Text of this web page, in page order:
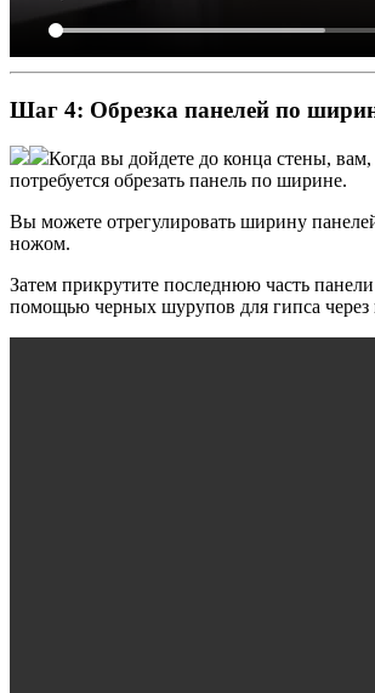
Шаг 4: Обрезка панелей по
Когда вы дойдете до конца стены,
потребуется обрезать панель по ширине.
Вы можете отрегулировать ширину
ножом.
Затем прикрутите последнюю часть панели
помощью черных шурупов для гипса через